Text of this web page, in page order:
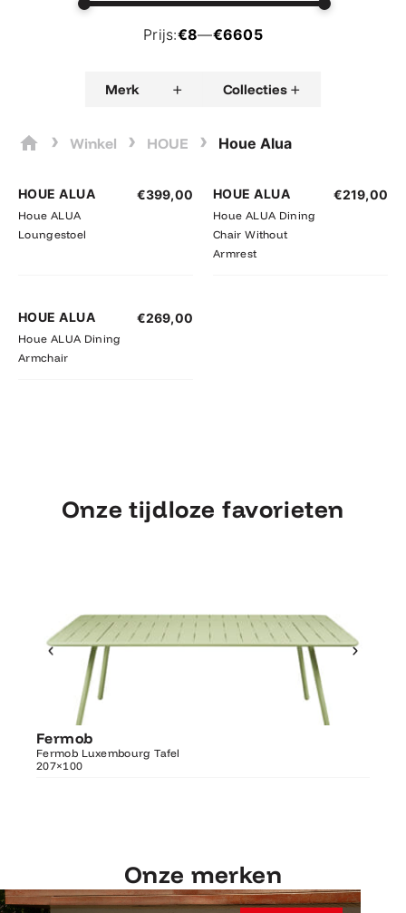
Prijs:€8—€6605
Merk + Collecties +
› Winkel › HOUE › Houe Alua
HOUE ALUA
Houe ALUA
Loungestoel
€399,00 HOUE ALUA
Houe ALUA Dining
Chair Without
Armrest
€219,00
HOUE ALUA
Houe ALUA Dining
Armchair
€269,00
Onze tijdloze favorieten
Fermob
Fermob Luxembourg Tafel
207×100Luxembourg Tafel 207×100
Onze merken